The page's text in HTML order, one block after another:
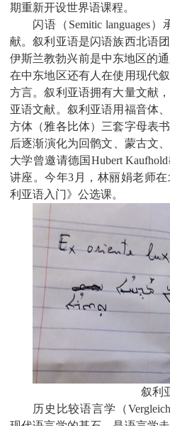
期重新开设世界语课程。
闪语（ Semitic languages）
献。叙利亚语是闪语族西北语
伊斯兰教勃兴前是中东地区的
在中东地区还有人在使用现代
方言。叙利亚语拥有大量文献
亚语文献。叙利亚语用福音体
方体（雅各比体）三套字母表
后逐渐演化为回鹘文、蒙古文
大学曾邀请德国 Hubert Kaufhold
讲座。今年3 月，林丽娟老师
利亚语入门》公选课。
叙利
历史比较语言学（